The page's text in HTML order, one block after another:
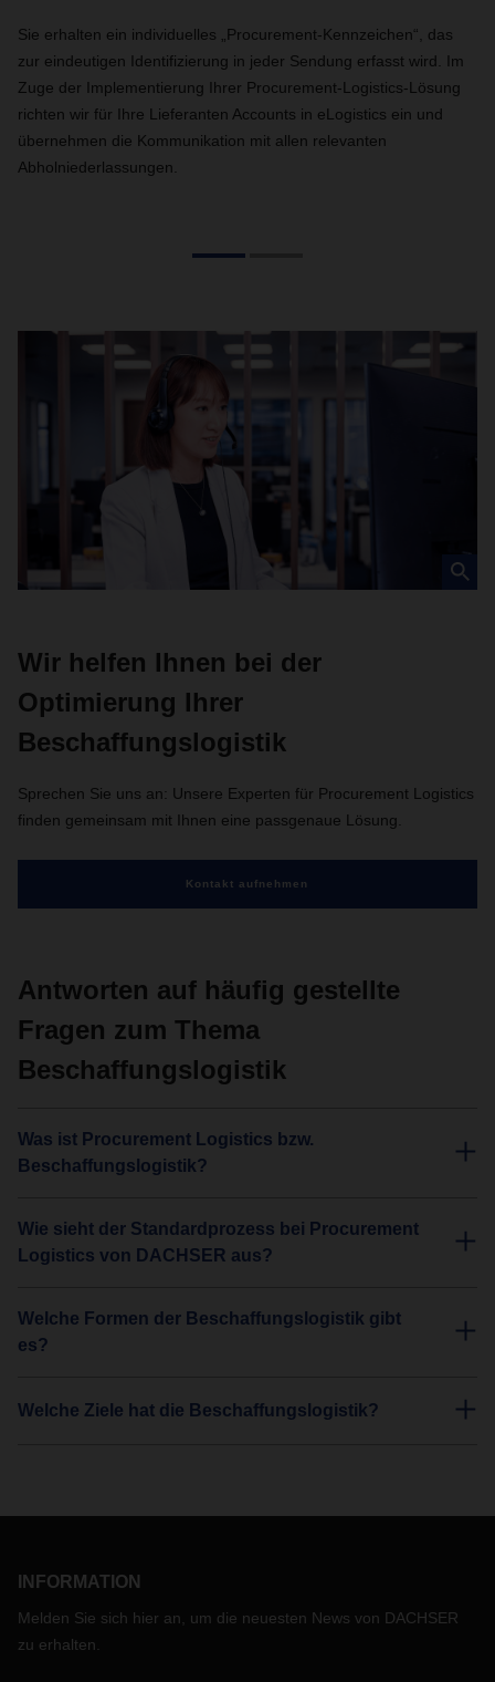
Sie erhalten ein individuelles „Procurement-Kennzeichen“, das
zur eindeutigen Identifizierung in jeder Sendung erfasst wird. Im
Zuge der Implementierung Ihrer Procurement-Logistics-Lösung
richten wir für Ihre Lieferanten Accounts in eLogistics ein und
übernehmen die Kommunikation mit allen relevanten
Abholniederlassungen.
Wir helfen Ihnen bei der
Optimierung Ihrer
Beschaffungslogistik
Sprechen Sie uns an: Unsere Experten für Procurement Logistics
finden gemeinsam mit Ihnen eine passgenaue Lösung.
Kontakt aufnehmen
Antworten auf häufig gestellte
Fragen zum Thema
Beschaffungslogistik
Was ist Procurement Logistics bzw.
Beschaffungslogistik?
Wie sieht der Standardprozess bei Procurement
Logistics von DACHSER aus?
Welche Formen der Beschaffungslogistik gibt
es?
Welche Ziele hat die Beschaffungslogistik?
INFORMATION
Melden Sie sich hier an, um die neuesten News von DACHSER
zu erhalten.